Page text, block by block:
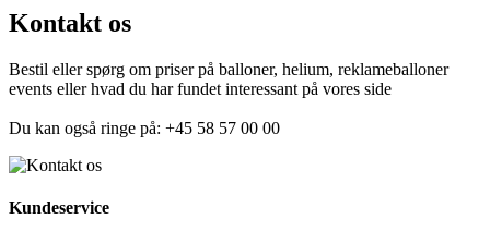
Kontakt os
Bestil eller spørg om priser på balloner, helium, reklameballoner
events eller hvad du har fundet interessant på vores side
Du kan også ringe på: +45 58 57 00 00
Kundeservice